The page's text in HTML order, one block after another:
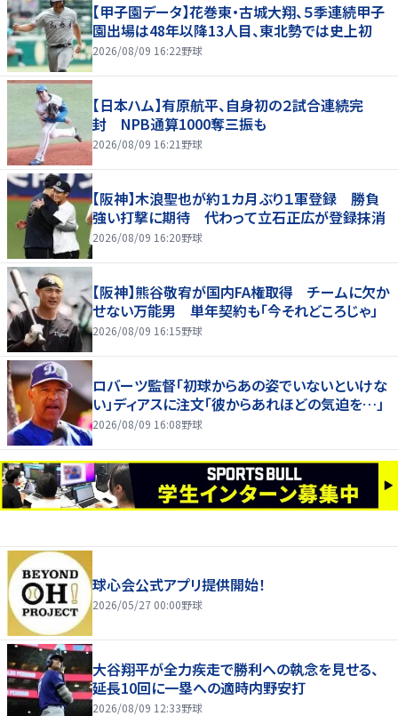
【甲子園データ】花巻東・古城大翔、５季連続甲子
園出場は48年以降13人目、東北勢では史上初
2026/08/09 16:22野球
【日本ハム】有原航平、自身初の２試合連続完
封 NPB通算1000奪三振も
2026/08/09 16:21 野球
【阪神】木浪聖也が約１カ月ぶり１軍登録 勝負
強い打撃に期待 代わって立石正広が登録抹消
2026/08/09 16:20野球
【阪神】熊谷敬宥が国内FA権取得 チームに欠か
せない万能男 単年契約も「今それどころじゃ」
2026/08/09 16:15野球
ロバーツ監督「初球からあの姿でいないといけな
い」ディアスに注文「彼からあれほどの気迫を…」
2026/08/09 16:08野球
球心会公式アプリ提供開始！
2026/05/27 00:00野球
大谷翔平が全力疾走で勝利への執念を見せる、
延長10回に一塁への適時内野安打
2026/08/09 12:33野球